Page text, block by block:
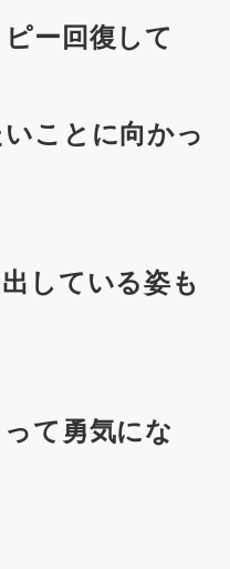
ー回復して
ことに向かっ
している姿も
て勇気にな